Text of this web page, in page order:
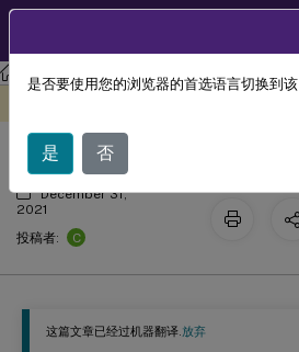
Profile Management Profile
这篇文章已经过机器翻译.放弃
已修复的问题
December 31,
2021
投稿者:
C
是否要使用您的浏览器的首选语言切换到
是 否